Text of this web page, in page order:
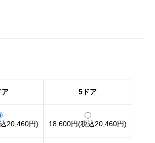
ア 5ドア
20,460円) 18,600円(税込20,460円)